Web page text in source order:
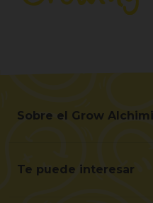
Sobre el Grow
Situación y Contacto
Te puede interesar